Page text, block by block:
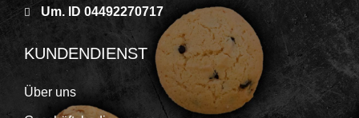
Um. ID 04492270717
KUNDENDIENST
Über uns